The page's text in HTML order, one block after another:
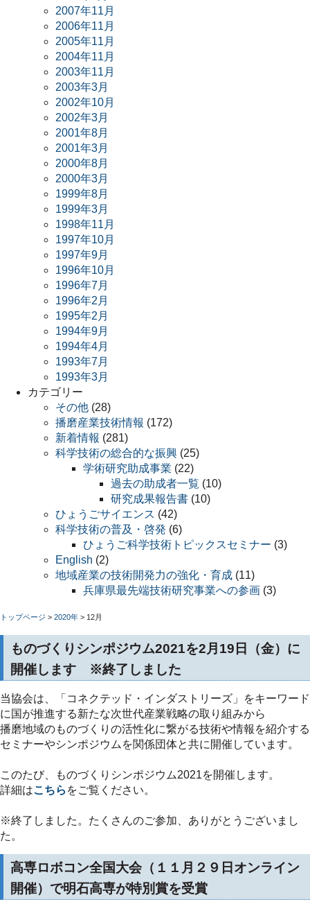
2007年11月
2006年11月
2005年11月
2004年11月
2003年11月
2003年3月
2002年10月
2002年3月
2001年8月
2001年3月
2000年8月
2000年3月
1999年8月
1999年3月
1998年11月
1997年10月
1997年9月
1996年10月
1996年7月
1996年2月
1995年2月
1994年9月
1994年4月
1993年7月
1993年3月
カテゴリー
その他 (28)
播磨産業技術情報 (172)
新着情報 (281)
科学技術の総合的な振興 (25)
学術研究助成事業 (22)
過去の助成者一覧 (10)
研究成果報告書 (10)
ひょうごサイエンス (42)
科学技術の普及・啓発 (6)
ひょうご科学技術トピックスセミナー (3)
English (2)
地域産業の技術開発力の強化・育成 (11)
兵庫県最先端技術研究事業への参画 (3)
トップページ > 2020年 > 12月
ものづくりシンポジウム2021を2月19日（金）に
開催します ※終了しました
当協会は、「コネクテッド・インダストリーズ」をキーワード
に国が推進する新たな次世代産業戦略の取り組みから
播磨地域のものづくりの活性化に繋がる技術や情報を紹介する
セミナーやシンポジウムを関係団体と共に開催しています。
このたび、ものづくりシンポジウム2021を開催します。
詳細はこちら をご覧ください。
※終了しました。たくさんのご参加、ありがとうございまし
た。
高専ロボコン全国大会（１１月２９日オンライン
開催）で明石高専が特別賞を受賞